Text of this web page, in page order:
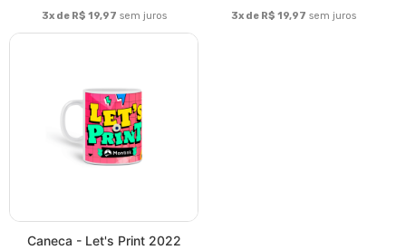
3x de R$ 19,97 sem juros 3x de R$ 19,97 sem juros
Caneca - Let's Print 2022